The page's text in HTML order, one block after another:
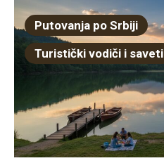
Putovanja po Srbiji
Turistički vodiči i saveti